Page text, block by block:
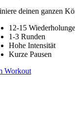
deinen ganzen
12-15
1-3 Runden
Hohe Intensität
Kurze Pausen
Workout